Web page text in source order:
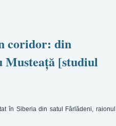
coridor: din
[studiul
în Siberia din satul Fârlădeni, raionul